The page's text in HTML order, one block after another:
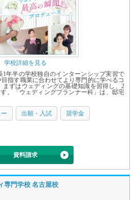
学校詳細を見る
1年半の学校独自のインターンシップ実習で
指す職業に合わせてより専門的に学べるコ
まずはウェディングの基礎知識を習得し、2
。「ウェディングプランナー科」は、邸宅
出願・入試 奨学金
資料請求
専門学校 名古屋校